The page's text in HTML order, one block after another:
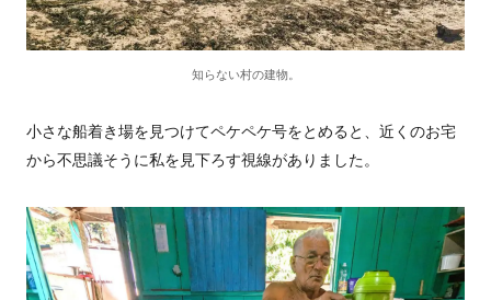
知らない村の建物。
小さな船着き場を見つけてペケペケ号をとめると、近くのお宅
から不思議そうに私を見下ろす視線がありました。